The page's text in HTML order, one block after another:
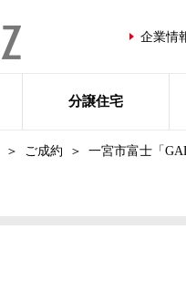
企業情
分譲住宅
ご成約 一宮市富士「